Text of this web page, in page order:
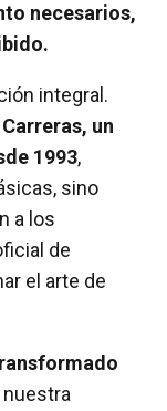
necesarios,
integral.
un
1993,
sino
a los
de
el arte de
nuestra